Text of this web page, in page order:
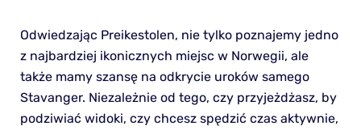
Odwiedzając Preikestolen, nie tylko poznajemy jedno
z najbardziej ikonicznych miejsc w Norwegii, ale
także mamy szansę na odkrycie uroków samego
Stavanger. Niezależnie od tego, czy przyjeżdżasz, by
podziwiać widoki, czy chcesz spędzić czas aktywnie,